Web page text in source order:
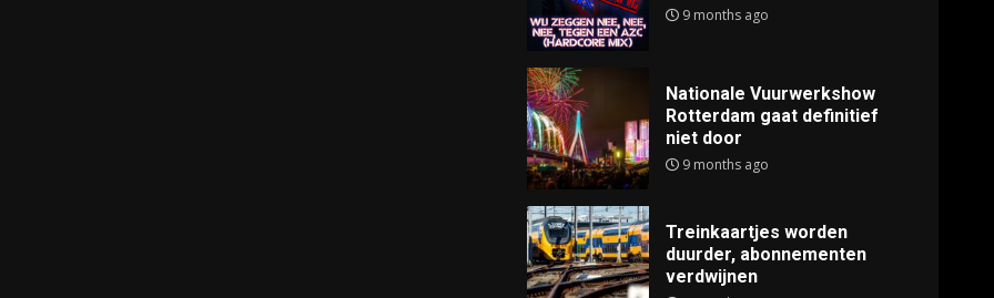
9 months ago
Nationale Vuurwerkshow
Rotterdam gaat definitief
niet door
9 months ago
Treinkaartjes worden
duurder, abonnementen
verdwijnen